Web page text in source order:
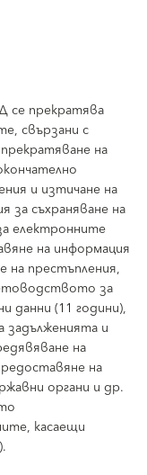
се прекратява
свързани с
на
и изтичане на
за съхраняване на
електронните
на информация
на престъпления,
за
данни (11 години),
задълженията и
на
на
органи и др.
касаещи